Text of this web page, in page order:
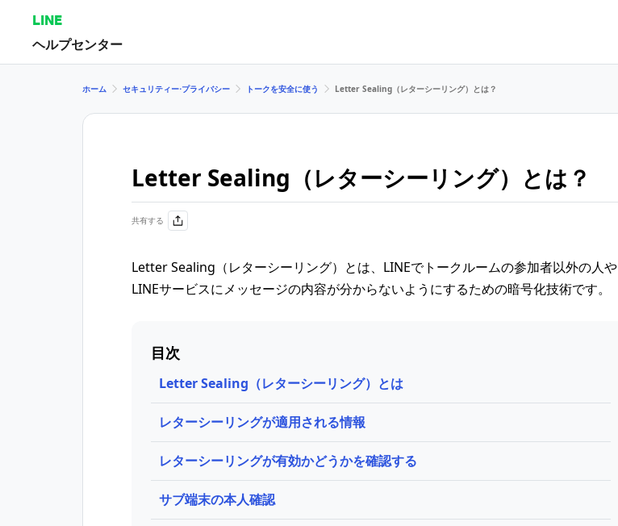
LINE
ヘルプセンター
ホーム セキュリティー⋅プライバシー トークを安全に使う Letter Sealing（レターシーリング）とは？
Letter Sealing（レターシーリング）とは？
共有する
Letter Sealing（レターシーリング）とは、LINEでトークルームの参加者以外の人や
LINEサービスにメッセージの内容が分からないようにするための暗号化技術です。
目次
Letter Sealing（レターシーリング）とは
レターシーリングが適用される情報
レターシーリングが有効かどうかを確認する
サブ端末の本人確認